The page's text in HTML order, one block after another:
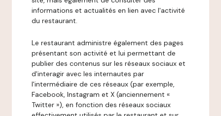
informations et actualités en lien avec l'activité
du restaurant.
Le restaurant administre également des pages
présentant son activité et lui permettant de
publier des contenus sur les réseaux sociaux et
d'interagir avec les internautes par
l'intermédiaire de ces réseaux (par exemple,
Facebook, Instagram et X (anciennement «
Twitter »), en fonction des réseaux sociaux